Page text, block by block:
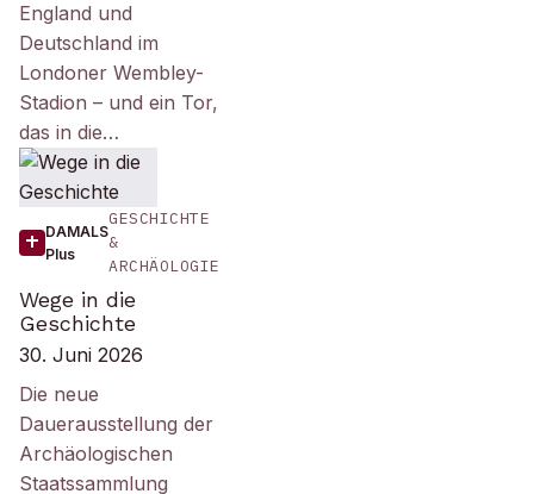
England und
Deutschland im
Londoner Wembley-
Stadion – und ein Tor,
das in die…
DAMALS
Plus
GESCHICHTE
&
ARCHÄOLOGIE
Wege in die
Geschichte
30. Juni 2026
Die neue
Dauerausstellung der
Archäologischen
Staatssammlung